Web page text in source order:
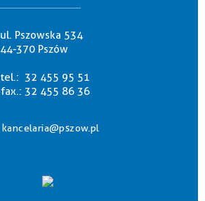
ul. Pszowska 534
44-370 Pszów
tel.: 32 455 95 51
fax.: 32 455 86 36
kancelaria@pszow.pl